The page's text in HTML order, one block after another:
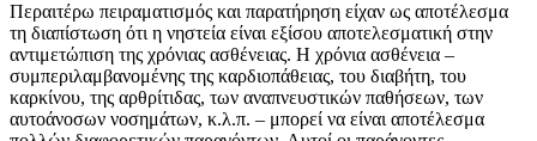
Περαιτέρω πειραματισμός και παρατήρηση είχαν ως αποτέλεσμα
τη διαπίστωση ότι η νηστεία είναι εξίσου αποτελεσματική στην
αντιμετώπιση της χρόνιας ασθένειας. Η χρόνια ασθένεια –
συμπεριλαμβανομένης της καρδιοπάθειας, του διαβήτη, του
καρκίνου, της αρθρίτιδας, των αναπνευστικών παθήσεων, των
αυτοάνοσων νοσημάτων, κ.λ.π. – μπορεί να είναι αποτέλεσμα